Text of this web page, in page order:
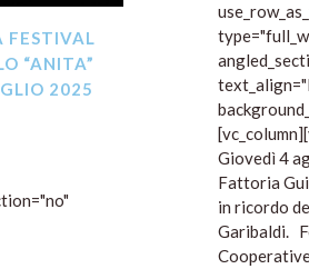
Giovedì 4
Fattoria
in ricordo
Garibaldi.
FESTIVAL
“ANITA”
2025